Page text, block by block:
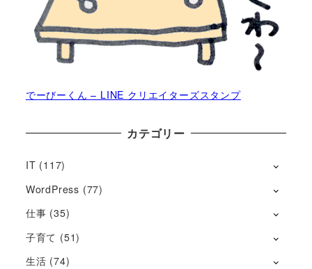
でーびーくん – LINE クリエイターズスタンプ
カテゴリー
IT (117)
WordPress (77)
仕事 (35)
子育て (51)
生活 (74)